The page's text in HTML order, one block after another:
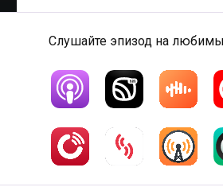
Слушайте эпизод на